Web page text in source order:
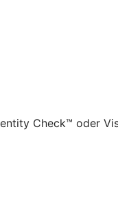
Check™ oder